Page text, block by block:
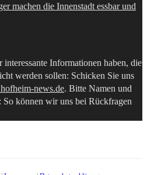
machen die Innenstadt essbar und
Informationen haben, die
werden sollen: Schicken Sie uns
news.de. Bitte Namen und
So können wir uns bei Rückfragen